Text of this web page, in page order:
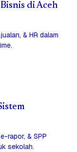
di Aceh
& HR dalam
rapor, & SPP
sekolah.